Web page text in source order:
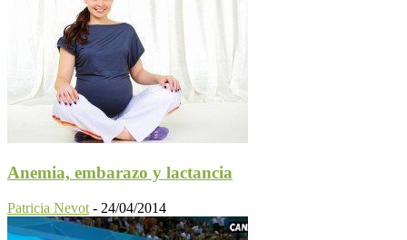
Anemia, embarazo y lactancia
Patricia Nevot - 24/04/2014